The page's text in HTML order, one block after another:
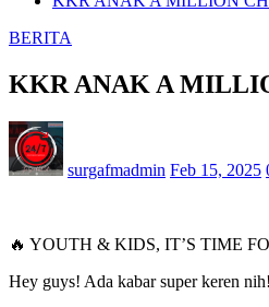
BERITA
KKR ANAK A
surgafmadmin Feb 15, 2025
🔥 YOUTH & KIDS, IT’S TIME
Hey guys! Ada kabar super keren